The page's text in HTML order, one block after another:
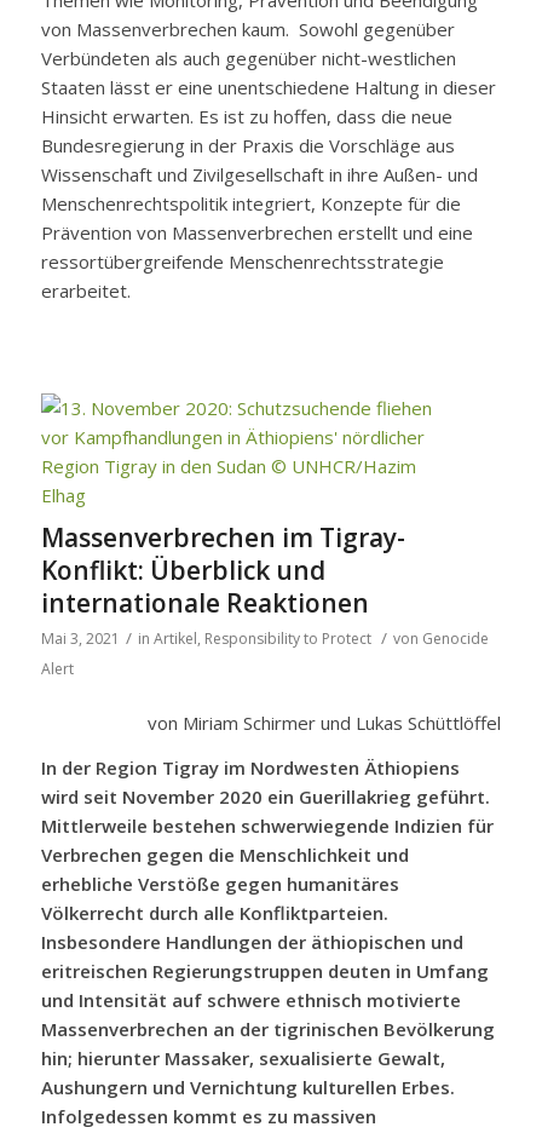
von Massenverbrechen kaum. Sowohl gegenüber
Verbündeten als auch gegenüber nicht-westlichen
Staaten lässt er eine unentschiedene Haltung in dieser
Hinsicht erwarten. Es ist zu hoffen, dass die neue
Bundesregierung in der Praxis die Vorschläge aus
Wissenschaft und Zivilgesellschaft in ihre Außen- und
Menschenrechtspolitik integriert, Konzepte für die
Prävention von Massenverbrechen erstellt und eine
ressortübergreifende Menschenrechtsstrategie
erarbeitet.
Massenverbrechen im Tigray-
Konflikt: Überblick und
internationale Reaktionen
Mai 3, 2021 / in Artikel, Responsibility to Protect / von Genocide
Alert
von Miriam Schirmer und Lukas Schüttlöffel
In der Region Tigray im Nordwesten Äthiopiens
wird seit November 2020 ein Guerillakrieg geführt.
Mittlerweile bestehen schwerwiegende Indizien für
Verbrechen gegen die Menschlichkeit und
erhebliche Verstöße gegen humanitäres
Völkerrecht durch alle Konfliktparteien.
Insbesondere Handlungen der äthiopischen und
eritreischen Regierungstruppen deuten in Umfang
und Intensität auf schwere ethnisch motivierte
Massenverbrechen an der tigrinischen Bevölkerung
hin; hierunter Massaker, sexualisierte Gewalt,
Aushungern und Vernichtung kulturellen Erbes.
Infolgedessen kommt es zu massiven